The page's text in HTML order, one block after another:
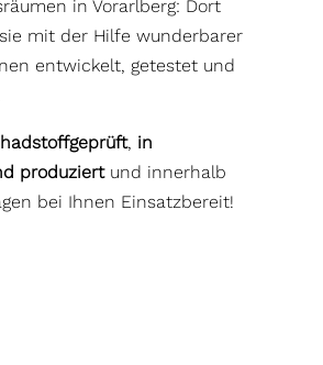
in Vorarlberg: Dort
mit der Hilfe wunderbarer
entwickelt, getestet und
, in
produziertund innerhalb
bei Ihnen Einsatzbereit!